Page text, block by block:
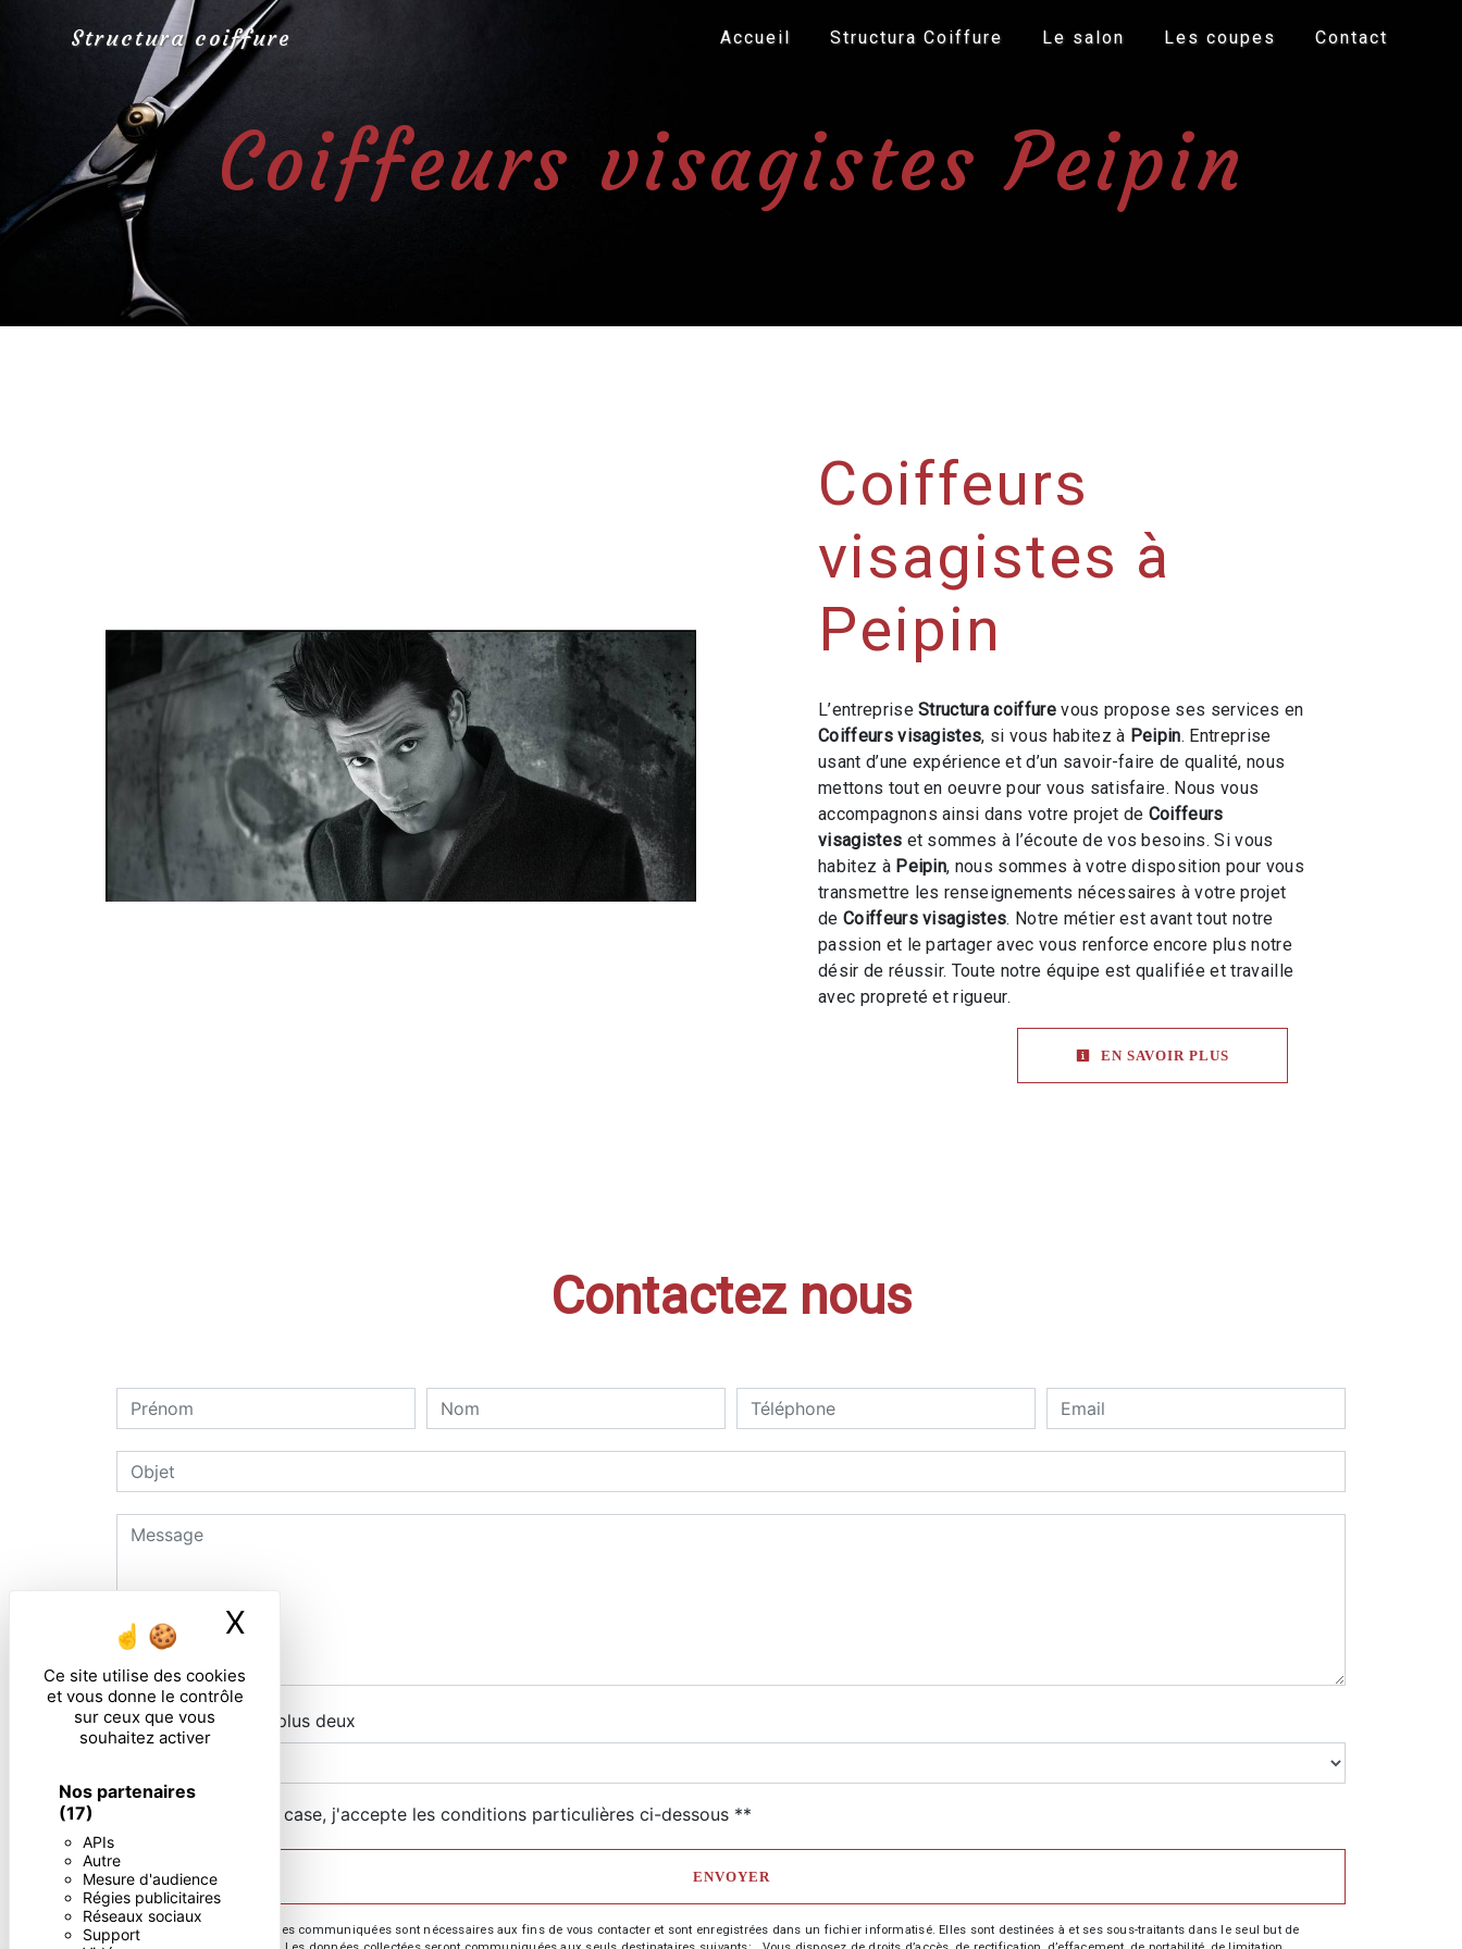
Panneau de gestion des cookies
Ce site utilise des cookies
et vous donne le contrôle
sur ceux que vous
souhaitez activer
Nos partenaires
(17)
APIs
Autre
Mesure d'audience
Régies publicitaires
Réseaux sociaux
Support
X
Structura coiffure Accueil Structura Coiffure Le salon Les coupes Contact
Coiffeurs visagistes Peipin
Coiffeurs
visagistes à
Peipin
L’entrepriseStructura coiffurevous propose ses services en
Coiffeurs visagistes, si vous habitez à Peipin. Entreprise
usant d’une expérience et d’un savoir-faire de qualité, nous
mettons tout en oeuvre pour vous satisfaire. Nous vous
accompagnons ainsi dans votre projet de Coiffeurs
visagistes et sommes à l’écoute de vos besoins. Si vous
habitez à Peipin, nous sommes à votre disposition pour vous
transmettre les renseignements nécessaires à votre projet
de Coiffeurs visagistes. Notre métier est avant tout notre
passion et le partager avec vous renforce encore plus notre
désir de réussir. Toute notre équipe est qualifiée et travaille
avec propreté et rigueur.
EN SAVOIR PLUS
Contactez nous
Combien font neuf plus deux
En cochant cette case, j'accepte les conditions particulières ci-dessous **
ENVOYER
** Les données personnelles communiquées sont nécessaires aux fins de vous contacter et sont enregistrées dans un fichier informatisé. Elles sont destinées à et ses sous-traitants dans le seul but de